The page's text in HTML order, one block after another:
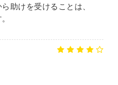
助けを受けることは、